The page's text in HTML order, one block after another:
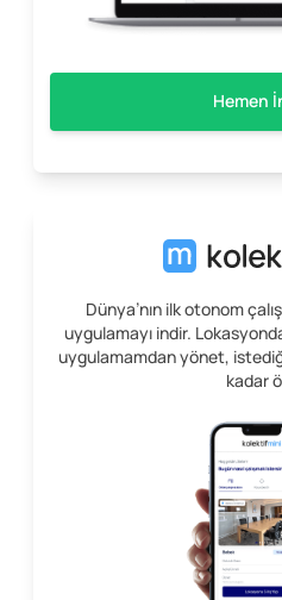
Hemen
Dünya’nın ilk otonom
uygulamayı indir.
uygulamamdan yönet,
kadar